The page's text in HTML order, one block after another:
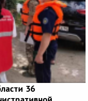
36